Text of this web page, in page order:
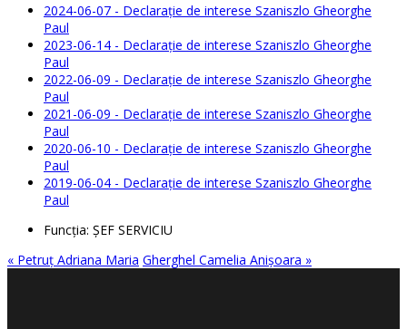
2024-06-07 - Declarație de interese Szaniszlo Gheorghe
Paul
2023-06-14 - Declarație de interese Szaniszlo Gheorghe
Paul
2022-06-09 - Declarație de interese Szaniszlo Gheorghe
Paul
2021-06-09 - Declarație de interese Szaniszlo Gheorghe
Paul
2020-06-10 - Declarație de interese Szaniszlo Gheorghe
Paul
2019-06-04 - Declarație de interese Szaniszlo Gheorghe
Paul
Funcţia: ŞEF SERVICIU
« Petruţ Adriana Maria Gherghel Camelia Anișoara »